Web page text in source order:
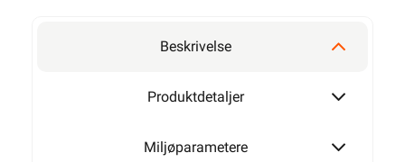
T40
Beskrivelse
Produktdetaljer
Miljøparametere